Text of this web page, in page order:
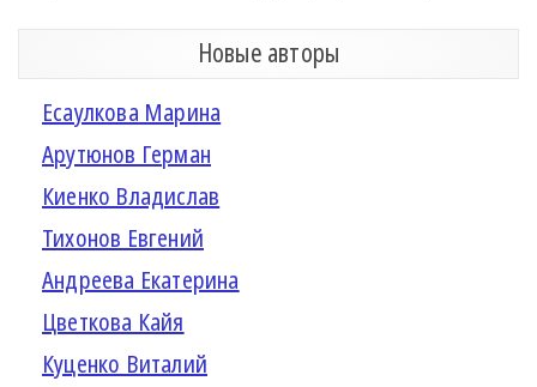
Новые авторы
Есаулкова Марина
Арутюнов Герман
Киенко Владислав
Тихонов Евгений
Андреева Екатерина
Цветкова Кайя
Куценко Виталий